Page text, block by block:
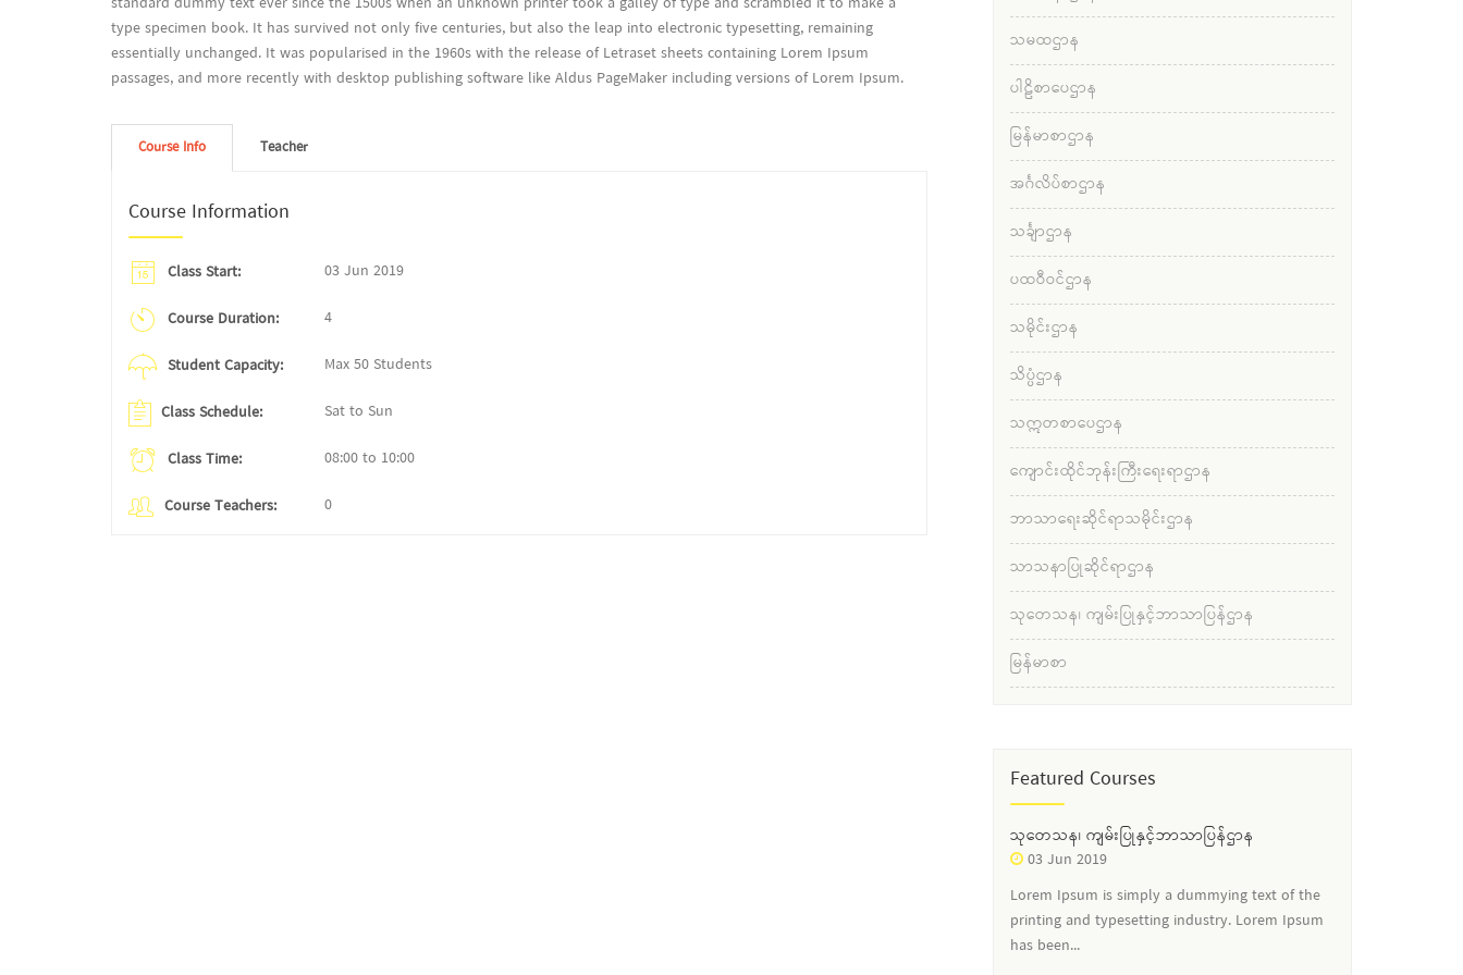
type specimen book. It has survived not only five centuries, but also the leap into electronic typesetting, remaining
essentially unchanged. It was popularised in the 1960s with the release of Letraset sheets containing Lorem Ipsum
passages, and more recently with desktop publishing software like Aldus PageMaker including versions of Lorem Ipsum.
Course Info Teacher
Course Information
Class Start:
03 Jun 2019
Course Duration:
4
Student Capacity:
Max 50 Students
Class Schedule:
Sat to Sun
Class Time:
08:00 to 10:00
Course Teachers:
0
သမထဌာန
ပါဠိစာပေဌာန
မြန်မာစာဌာန
အင်္ဂလိပ်စာဌာန
သင်္ချာဌာန
ပထဝီဝင်ဌာန
သမိုင်းဌာန
သိပ္ပံဌာန
သဣတစာပေဌာန
ကျောင်းထိုင်ဘုန်းကြီးရေးရာဌာန
ဘာသာရေးဆိုင်ရာသမိုင်းဌာန
သာသနာပြုဆိုင်ရာဌာန
သုတေသန၊ ကျမ်းပြုနှင့်ဘာသာပြန်ဌာန
မြန်မာစာ
Featured Courses
သုတေသန၊ ကျမ်းပြုနှင့်ဘာသာပြန်ဌာန
03 Jun 2019
Lorem Ipsum is simply a dummying text of the
printing and typesetting industry. Lorem Ipsum
has been...